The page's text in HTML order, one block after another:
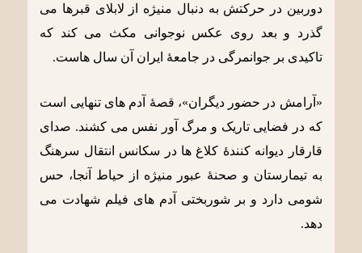
دوربین در حرکتش به دنبال منیژه از لابلای قبرها می
گذرد و بعد روی عکس نوجوانی مکث می کند که
تاکیدی بر جوانمرگی در جامعۀ ایران آن سال هاست.
«آرامش در حضور دیگران»، قصۀ آدم های تنهایی است
که در فضایی تاریک و مرگ آور نفس می کشند. صدای
قارقار دیوانه کنندۀ کلاغ ها در سکانس انتقال سرهنگ
به تیمارستان و صحنۀ عبور منیژه از حیاط آنجا، حس
شومی دارد و بر شوربختی آدم های فیلم شهادت می
دهد.